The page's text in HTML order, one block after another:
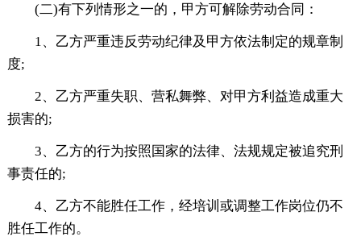
(二)有下列情形之一的，甲方可解除劳动合同：
1、乙方严重违反劳动纪律及甲方依法制定的规章制
度;
2、乙方严重失职、营私舞弊、对甲方利益造成重大
损害的;
3、乙方的行为按照国家的法律、法规规定被追究刑
事责任的;
4、乙方不能胜任工作，经培训或调整工作岗位仍不
胜任工作的。